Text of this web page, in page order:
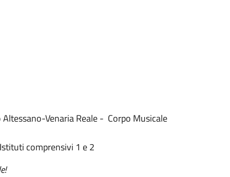
Venaria Reale - Corpo Musicale
comprensivi 1 e 2